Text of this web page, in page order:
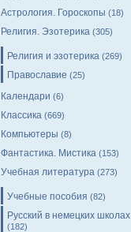
Астрология. Гороскопы (18)
Религия. Эзотерика (305)
Религия и эзотерика (269)
Православие (25)
Календари (6)
Классика (669)
Компьютеры (8)
Фантастика. Мистика (153)
Учебная литература (273)
Учебные пособия (82)
Русский в немецких школах
(182)